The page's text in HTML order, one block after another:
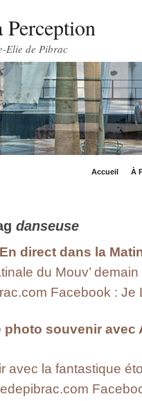
Perception
Elie de Pibrac
Accueil À
danseuse
En direct dans la
du Mouv’
Facebook : Je
photo souvenir avec
avec la fantastique